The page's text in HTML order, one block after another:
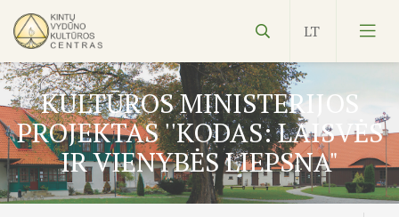
Vydūnas
KULTŪROS MINISTERIJOS
PROJEKTAS ''KODAS: LAISVĖS
IR VIENYBĖS LIEPSNA"